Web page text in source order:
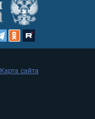
Карта сайта